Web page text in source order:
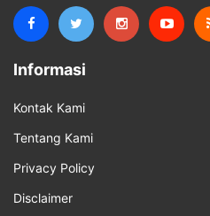
Informasi
Kontak Kami
Tentang Kami
Privacy Policy
Disclaimer